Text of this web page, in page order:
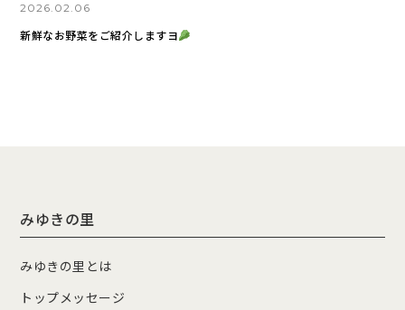
2026.02.06
新鮮なお野菜をご紹介しますヨ
みゆきの里
みゆきの里とは
トップメッセージ